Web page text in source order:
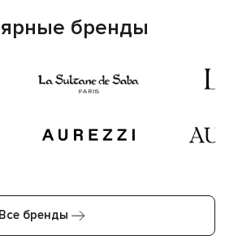
бренды
Все бренды